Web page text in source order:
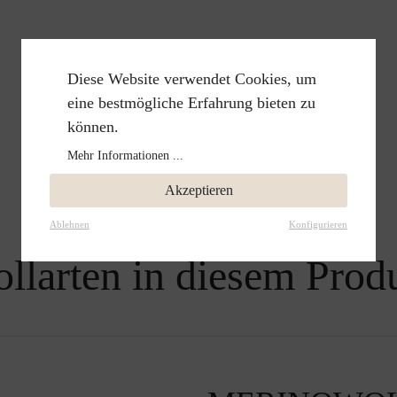
in diesem
Diese Website verwendet Cookies, um
eine bestmögliche Erfahrung bieten zu
können.
Mehr Informationen ...
Akzeptieren
Ablehnen Konfigurieren